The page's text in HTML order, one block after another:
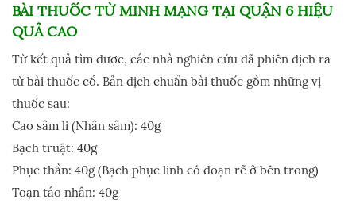
BÀI THUỐC TỪ MINH MẠNG TẠI QUẬN 6 HIỆU
QUẢ CAO
Từ kết quả tìm được, các nhà nghiên cứu đã phiên dịch ra
từ bài thuốc cổ. Bản dịch chuẩn bài thuốc gồm những vị
thuốc sau:
Cao sâm li (Nhân sâm): 40g
Bạch truật: 40g
Phục thần: 40g (Bạch phục linh có đoạn rễ ở bên trong)
Toạn táo nhân: 40g